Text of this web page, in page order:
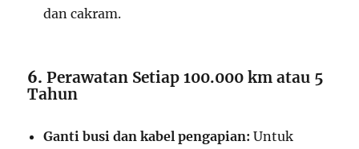
dan cakram.
6.Perawatan Setiap 100.000 km atau 5
Tahun
Ganti busi dan kabel pengapian: Untuk